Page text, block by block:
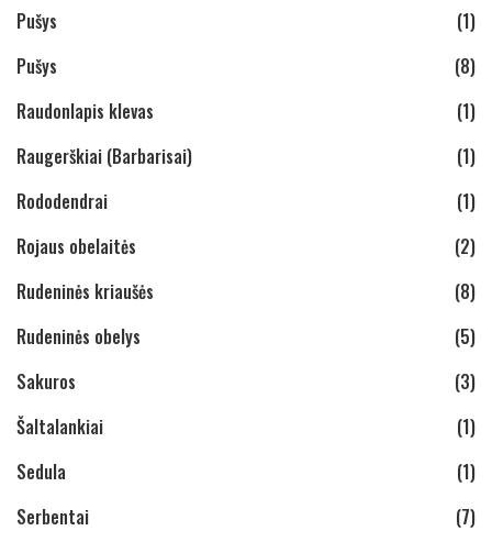
Pušys
(1)
Pušys
(8)
Raudonlapis klevas
(1)
Raugerškiai (Barbarisai)
(1)
Rododendrai
(1)
Rojaus obelaitės
(2)
Rudeninės kriaušės
(8)
Rudeninės obelys
(5)
Sakuros
(3)
Šaltalankiai
(1)
Sedula
(1)
Serbentai
(7)